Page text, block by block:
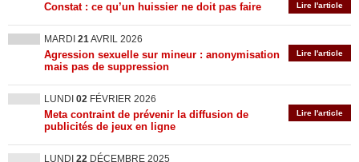
Lire l'article
Constat : ce qu’un huissier ne doit pas faire
MARDI 21AVRIL 2026
Lire l'article
Agression sexuelle sur mineur : anonymisation
mais pas de suppression
LUNDI 02 FÉVRIER 2026
Lire l'article
Meta contraint de prévenir la diffusion de
publicités de jeux en ligne
LUNDI 22 DÉCEMBRE 2025